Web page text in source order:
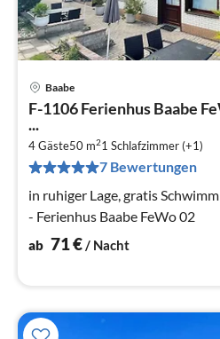
Baabe
F-1106 Ferienhus Baabe
...
4 Gäste50 m21 Schlafzimmer (+1)
7 Bewertungen
in ruhiger Lage, gratis
- Ferienhus Baabe FeWo 02
ab 71€/ Nacht